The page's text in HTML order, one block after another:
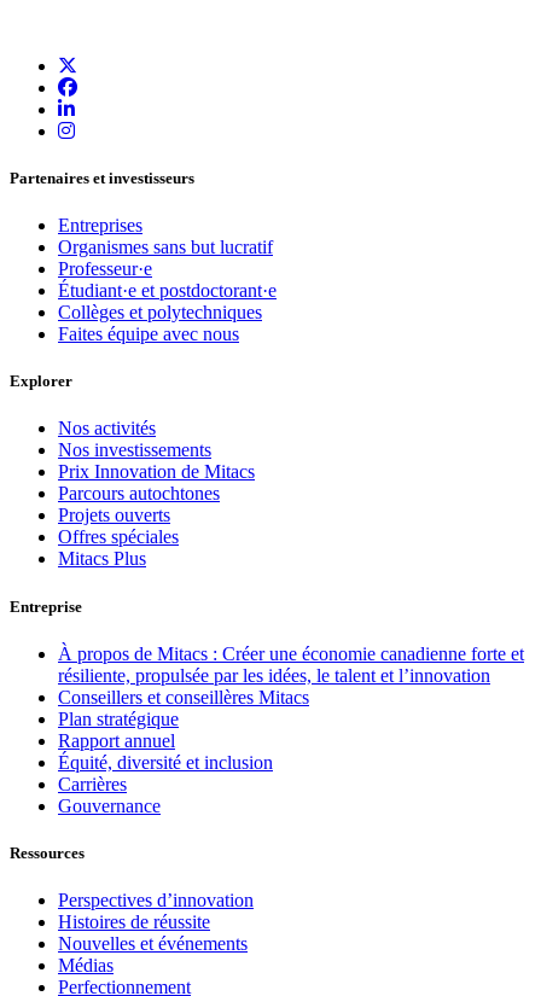
Partenaires et investisseurs
Entreprises
Organismes sans but lucratif
Professeur·e
Étudiant·e et postdoctorant·e
Collèges et polytechniques
Faites équipe avec nous
Explorer
Nos activités
Nos investissements
Prix Innovation de Mitacs
Parcours autochtones
Projets ouverts
Offres spéciales
Mitacs Plus
Entreprise
À propos de Mitacs : Créer une économie canadienne forte et
résiliente, propulsée par les idées, le talent et l’innovation
Conseillers et conseillères Mitacs
Plan stratégique
Rapport annuel
Équité, diversité et inclusion
Carrières
Gouvernance
Ressources
Perspectives d’innovation
Histoires de réussite
Nouvelles et événements
Médias
Perfectionnement